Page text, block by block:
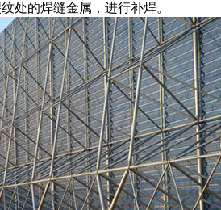
处的焊缝金属，进行补焊。